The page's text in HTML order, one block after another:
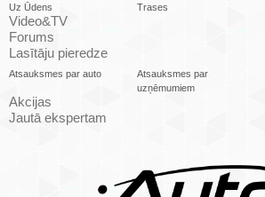
Uz Ūdens
Trases
Video&TV
Forums
Lasītāju pieredze
Atsauksmes par auto
Atsauksmes par
uzņēmumiem
Akcijas
Jautā ekspertam